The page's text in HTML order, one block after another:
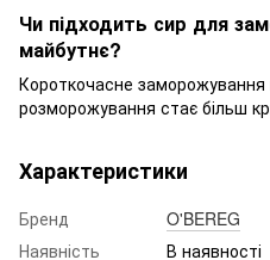
Чи підходить сир для
майбутнє?
Короткочасне
розморожування стає більш
Характеристики
Бренд
O'BEREG
Наявність
В наявності